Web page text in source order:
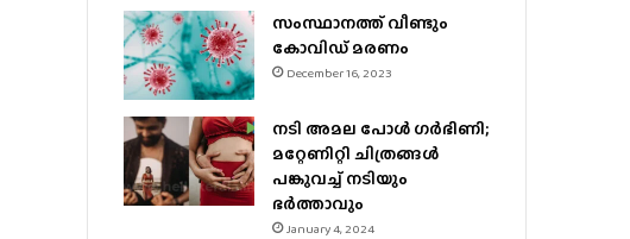
സംസ്ഥാനത്ത് വീണ്ടും
കോവിഡ് മരണം
December 16, 2023
നടി അമല പോൾ ​ഗർഭിണി;
മറ്റേണിറ്റി ചിത്രങ്ങള്‍
പങ്കുവച്ച് നടിയും
ഭർത്താവും
January 4, 2024